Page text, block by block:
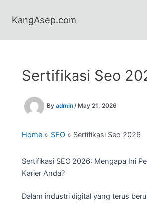
KangAsep.com
Sertifikasi Seo
By admin / May 21, 2026
Home SEO Sertifikasi Seo 2026
Sertifikasi SEO 2026: Mengapa Ini
Karier Anda?
Dalam industri digital yang terus